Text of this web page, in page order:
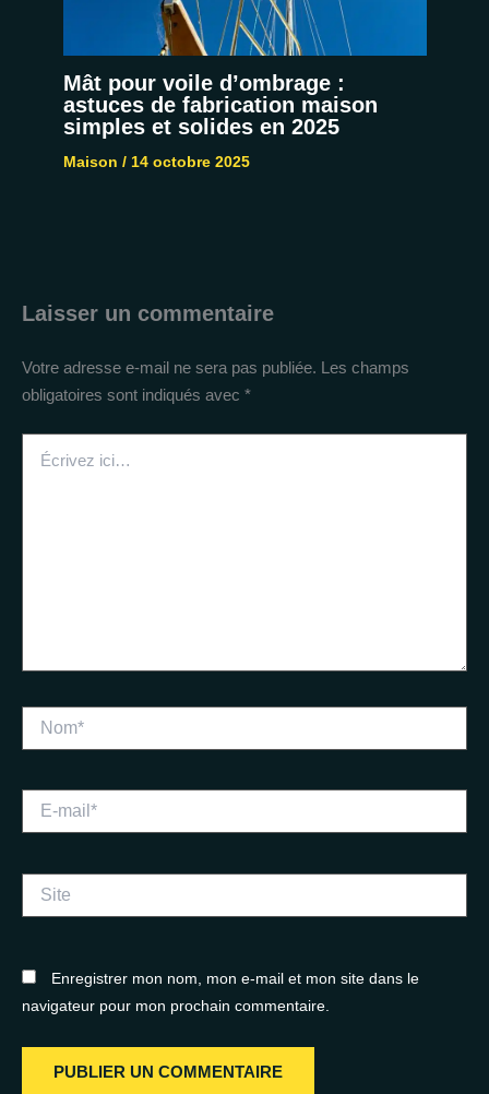
Mât pour voile d’ombrage :
astuces de fabrication maison
simples et solides en 2025
Maison / 14 octobre 2025
Laisser un commentaire
Votre adresse e-mail ne sera pas publiée. Les champs
obligatoires sont indiqués avec *
ici…
mail*
Enregistrer mon nom, mon e-mail et mon site dans le
navigateur pour mon prochain commentaire.